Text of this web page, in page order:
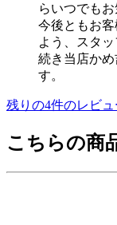
らいつでも
今後ともお
よう、スタ
続き当店か
す。
残りの4件のレビュ
こちらの商